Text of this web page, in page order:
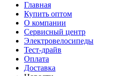
Главная
Купить оптом
О компании
Сервисный центр
Электровелосипеды
Тест-драйв
Оплата
Доставка